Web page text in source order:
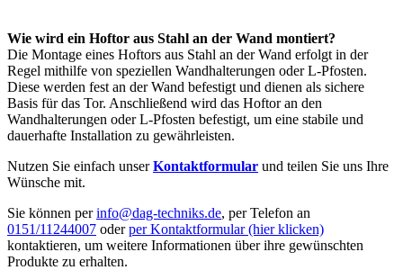
Wie wird ein Hoftor aus Stahl an der Wand montiert?
Die Montage eines Hoftors aus Stahl an der Wand erfolgt in der
Regel mithilfe von speziellen Wandhalterungen oder L-Pfosten.
Diese werden fest an der Wand befestigt und dienen als sichere
Basis für das Tor. Anschließend wird das Hoftor an den
Wandhalterungen oder L-Pfosten befestigt, um eine stabile und
dauerhafte Installation zu gewährleisten.
Nutzen Sie einfach unserKontaktformular und teilen Sie uns Ihre
Wünsche mit.
Sie können perinfo@dag-techniks.de, per Telefon an
0151/11244007 oderper Kontaktformular (hier klicken)
kontaktieren, um weitere Informationen über ihre gewünschten
Produkte zu erhalten.